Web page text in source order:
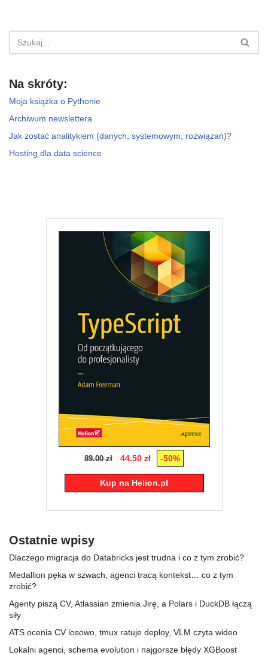
Na skróty:
Moja książka o Pythonie
Archiwum newslettera
Jak zostać analitykiem (danych, systemowym, rozwiązań)?
Hosting dla data science
89.00 zł 44.50 zł -50%
Kup na Helion.pl
Ostatnie wpisy
Dlaczego migracja do Databricks jest trudna i co z tym zrobić?
Medallion pęka w szwach, agenci tracą kontekst… co z tym
zrobić?
Agenty piszą CV, Atlassian zmienia Jirę, a Polars i DuckDB łączą
siły
ATS ocenia CV losowo, tmux ratuje deploy, VLM czyta wideo
Lokalni agenci, schema evolution i najgorsze błędy XGBoost